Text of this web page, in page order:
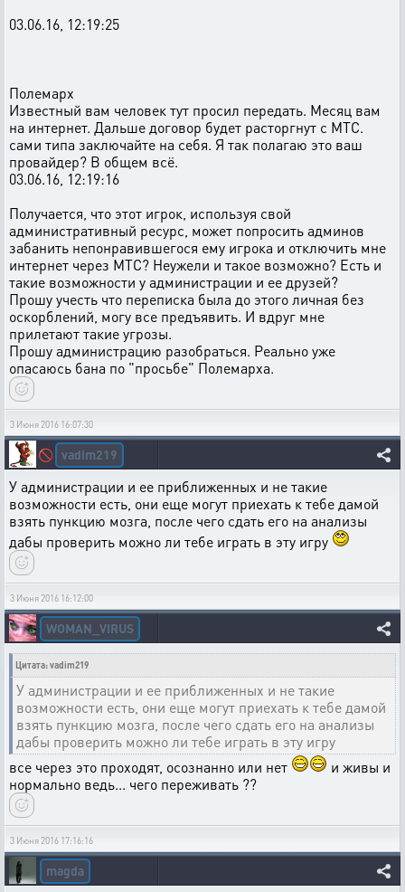
03.06.16, 12:19:25
Полемарх
Известный вам человек тут просил передать. Месяц вам
на интернет. Дальше договор будет расторгнут с МТС.
сами типа заключайте на себя. Я так полагаю это ваш
провайдер? В общем всё.
03.06.16, 12:19:16
Получается, что этот игрок, используя свой
административный ресурс, может попросить админов
забанить непонравившегося ему игрока и отключить мне
интернет через МТС? Неужели и такое возможно? Есть и
такие возможности у администрации и ее друзей?
Прошу учесть что переписка была до этого личная без
оскорблений, могу все предъявить. И вдруг мне
прилетают такие угрозы.
Прошу администрацию разобраться. Реально уже
опасаюсь бана по "просьбе" Полемарха.
3 Июня 2016 16:07:30
🚫 vadim219
У администрации и ее приближенных и не такие
возможности есть, они еще могут приехать к тебе дамой
взять пункцию мозга, после чего сдать его на анализы
дабы проверить можно ли тебе играть в эту игру
3 Июня 2016 16:12:00
WOMAN_VIRUS
Цитата: vadim219
У администрации и ее приближенных и не такие
возможности есть, они еще могут приехать к тебе дамой
взять пункцию мозга, после чего сдать его на анализы
дабы проверить можно ли тебе играть в эту игру
все через это проходят, осознанно или нет
и живы и
нормально ведь... чего переживать ??
3 Июня 2016 17:16:16
magda